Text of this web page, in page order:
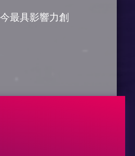
最具影響力創